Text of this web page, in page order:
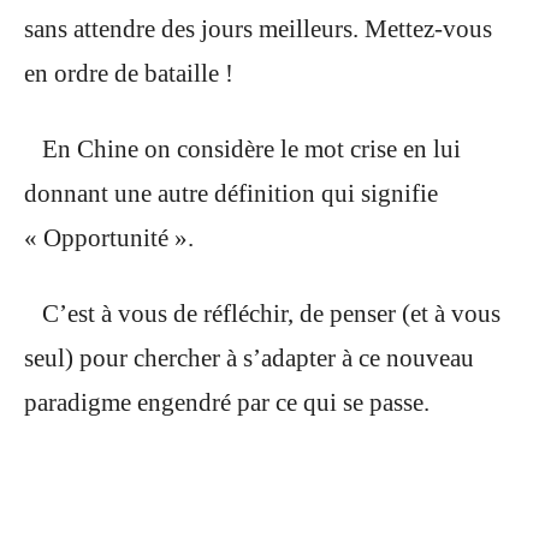
sans attendre des jours meilleurs. Mettez-vous
en ordre de bataille !
En Chine on considère le mot crise en lui
donnant une autre définition qui signifie
« Opportunité ».
C’est à vous de réfléchir, de penser (et à vous
seul) pour chercher à s’adapter à ce nouveau
paradigme engendré par ce qui se passe.